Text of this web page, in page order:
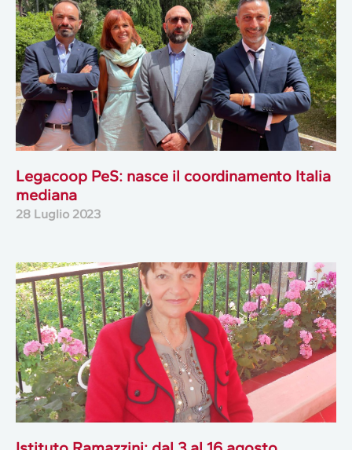
Legacoop PeS: nasce il coordinamento Italia
mediana
28 Luglio 2023